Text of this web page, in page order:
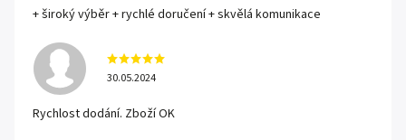
+ široký výběr + rychlé doručení + skvělá komunikace
30.05.2024
Rychlost dodání. Zboží OK